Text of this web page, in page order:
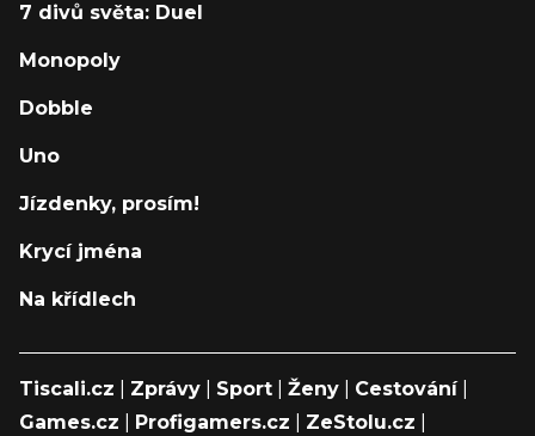
7 divů světa: Duel
Monopoly
Dobble
Uno
Jízdenky, prosím!
Krycí jména
Na křídlech
Tiscali.cz Zprávy Sport Ženy Cestování|
Games.cz
Profigamers.cz ZeStolu.cz